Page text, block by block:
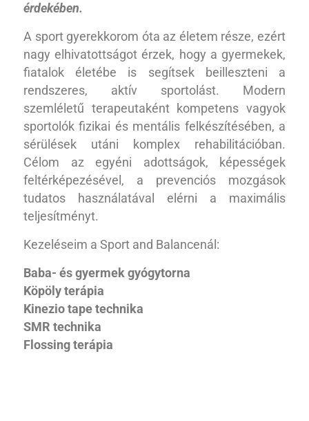
érdekében.
A sport gyerekkorom óta az életem része, ezért
nagy elhivatottságot érzek, hogy a gyermekek,
fiatalok életébe is segítsek beilleszteni a
rendszeres, aktív sportolást. Modern
szemléletű terapeutaként kompetens vagyok
sportolók fizikai és mentális felkészítésében, a
sérülések utáni komplex rehabilitációban.
Célom az egyéni adottságok, képességek
feltérképezésével, a prevenciós mozgások
tudatos használatával elérni a maximális
teljesítményt.
Kezeléseim a Sport and Balancenál:
Baba- és gyermek gyógytorna
Köpöly terápia
Kinezio tape technika
SMR technika
Flossing terápia